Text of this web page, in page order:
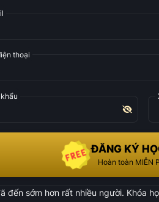
thoại
ĐĂNG KÝ
Hoàn toàn MIỄN
đến sớm hơn rất nhiều người. Khóa